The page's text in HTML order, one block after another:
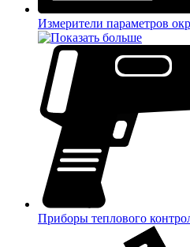
Измерители параметров
Приборы теплового